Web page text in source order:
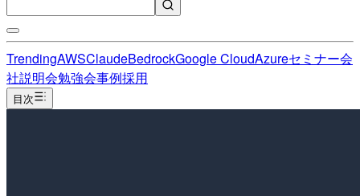
TrendingAWSClaudeBedrockGoogle CloudAzureセミナー会
社説明会勉強会事例採用
目次